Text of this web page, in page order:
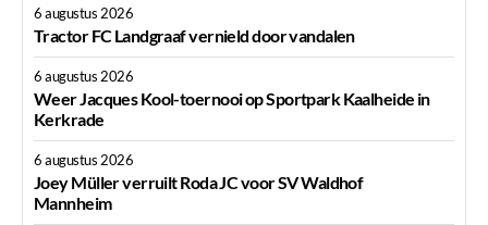
6 augustus 2026
Tractor FC Landgraaf vernield door vandalen
6 augustus 2026
Weer Jacques Kool-toernooi op Sportpark Kaalheide in
Kerkrade
6 augustus 2026
Joey Müller verruilt Roda JC voor SV Waldhof
Mannheim